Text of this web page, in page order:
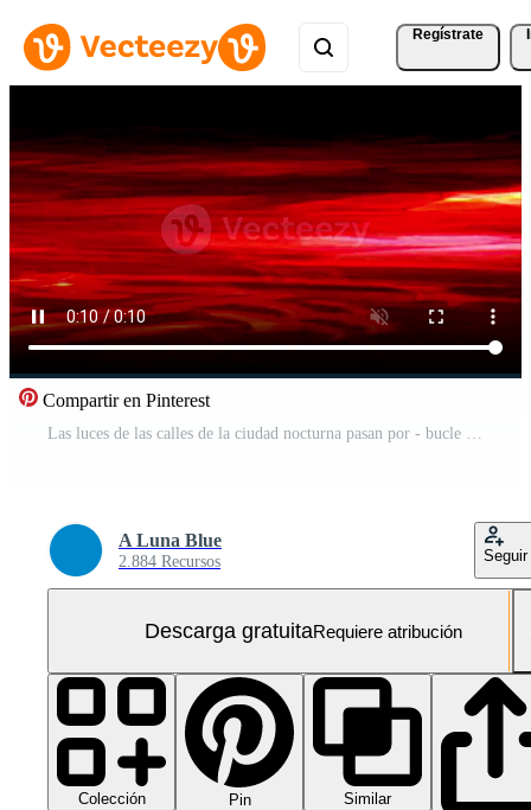
Regístrate
Compartir en Pinterest
Las luces de las calles de la ciudad nocturna pasan por - bucle Vídeo Gratis
A Luna Blue
2.884 Recursos Seguir
Descarga gratuitaRequiere atribución
Colección Pin
Similar